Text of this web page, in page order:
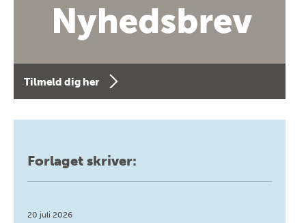
Tilmeld dig her
Forlaget skriver:
20 juli 2026